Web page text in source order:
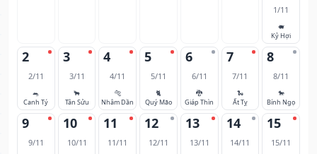
1/11
🐖
Kỷ Hợi
2
2/11
🐀
Canh Tý
3
3/11
🐂
Tân Sửu
4
4/11
🐅
Nhâm Dần
5
5/11
🐈
Quý Mão
6
6/11
🐉
Giáp Thìn
7
7/11
🐍
Ất Tỵ
8
8/11
🐎
Bính Ngọ
9
9/11
10
10/11
11
11/11
12
12/11
13
13/11
14
14/11
15
15/11